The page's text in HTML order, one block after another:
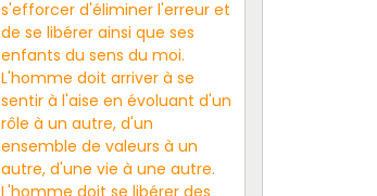
s'efforcer d'éliminer l'erreur et
de se libérer ainsi que ses
enfants du sens du moi.
L'homme doit arriver à se
sentir à l'aise en évoluant d'un
rôle à un autre, d'un
ensemble de valeurs à un
autre, d'une vie à une autre.
L'homme doit se libérer des